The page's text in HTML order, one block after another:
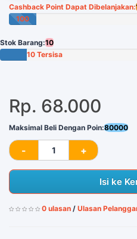
Cashback Point Dapat Dibelanjakan:
100
Stok Barang:10
10 Tersisa
Rp. 68.000
Maksimal Beli Dengan Poin:80000
Isi ke
0 ulasan / Ulasan